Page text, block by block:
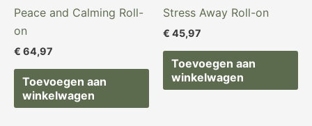
Peace and Calming Roll-
on
€ 64,97
Toevoegen aan
winkelwagen
Stress Away Roll-on
€ 45,97
Toevoegen aan
winkelwagen